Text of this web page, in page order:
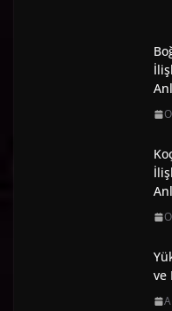
ve